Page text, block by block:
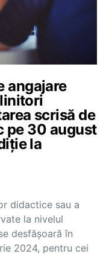
angajare
scrisă de
pe 30 august
la
didactice sau a
la nivelul
desfășoară în
2024, pentru cei